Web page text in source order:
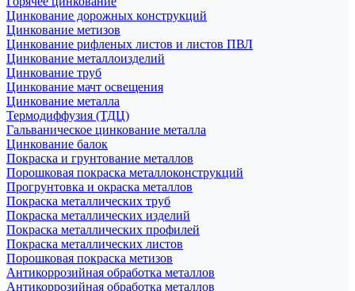
Цинкование дорожных конструкций
Цинкование метизов
Цинкование рифленых листов и листов ПВЛ
Цинкование металлоизделий
Цинкование труб
Цинкование мачт освещения
Цинкование металла
Термодиффузия (ТДЦ)
Гальваническое цинкование металла
Цинкование балок
Покраска и грунтование металлов
Порошковая покраска металлоконструкций
Прогрунтовка и окраска металлов
Покраска металлических труб
Покраска металлических изделий
Покраска металлических профилей
Покраска металлических листов
Порошковая покраска метизов
Антикоррозийная обработка металлов
Антикоррозийная обработка металлов